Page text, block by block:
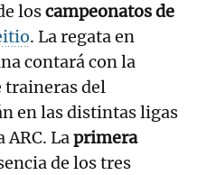
loscampeonatos de
. La regata en
contará con la
traineras del
en las distintas ligas
ARC. Laprimera
de los tres